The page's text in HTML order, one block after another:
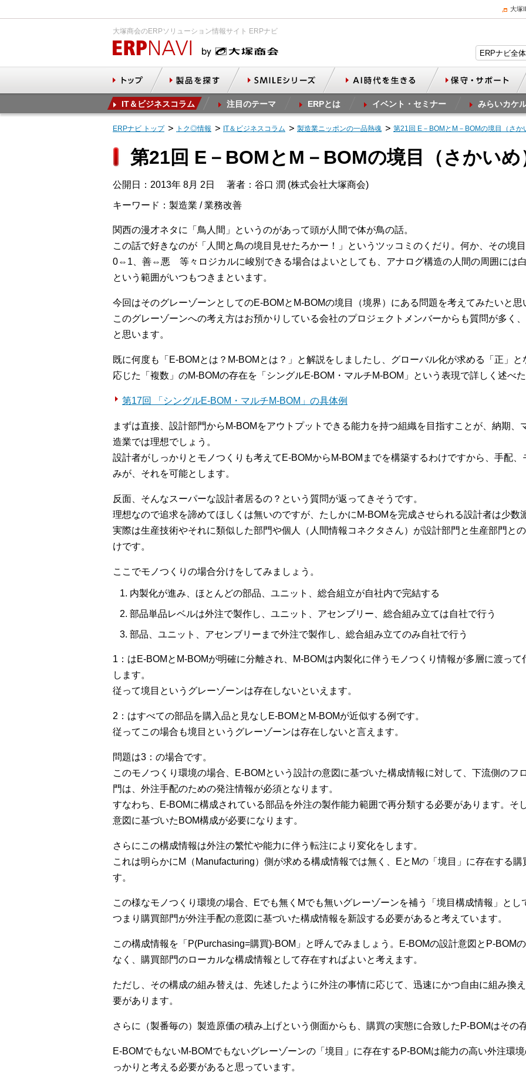
大塚
大塚商会のERPソリューション情報サイト ERPナビ
IT＆ビジネスコラム 注目のテーマ ERPとは イベント・セミナー みらいカケ
ERPナビ トップ トク◎情報 IT＆ビジネスコラム 製造業ニッポンの一品熱魂 第21回 E－BOMとM－BOMの境目（さか
第21回 E－BOMとM－BOMの境目（さかいめ
公開日：2013年 8月 2日 著者：谷口 潤 (株式会社大塚商会)
キーワード：製造業 / 業務改善
関西の漫才ネタに「鳥人間」というのがあって頭が人間で体が鳥の話。
この話で好きなのが「人間と鳥の境目見せたろかー！」というツッコミのくだり。何か、その境
0⇔1、善⇔悪 等々ロジカルに峻別できる場合はよいとしても、アナログ構造の人間の周囲には
という範囲がいつもつきまといます。
今回はそのグレーゾーンとしてのE-BOMとM-BOMの境目（境界）にある問題を考えてみたいと思
このグレーゾーンへの考え方はお預かりしている会社のプロジェクトメンバーからも質問が多く
と思います。
既に何度も「E-BOMとは？M-BOMとは？」と解説をしましたし、グローバル化が求める「正」
応じた「複数」のM-BOMの存在を「シングルE-BOM・マルチM-BOM」という表現で詳しく述べ
第17回 「シングルE-BOM・マルチM-BOM」の具体例
まずは直接、設計部門からM-BOMをアウトプットできる能力を持つ組織を目指すことが、納期、
造業では理想でしょう。
設計者がしっかりとモノつくりも考えてE-BOMからM-BOMまでを構築するわけですから、手配
みが、それを可能とします。
反面、そんなスーパーな設計者居るの？という質問が返ってきそうです。
理想なので追求を諦めてほしくは無いのですが、たしかにM-BOMを完成させられる設計者は少数
実際は生産技術やそれに類似した部門や個人（人間情報コネクタさん）が設計部門と生産部門と
けです。
ここでモノつくりの場合分けをしてみましょう。
内製化が進み、ほとんどの部品、ユニット、総合組立が自社内で完結する
部品単品レベルは外注で製作し、ユニット、アセンブリー、総合組み立ては自社で行う
部品、ユニット、アセンブリーまで外注で製作し、総合組み立てのみ自社で行う
1：はE-BOMとM-BOMが明確に分離され、M-BOMは内製化に伴うモノつくり情報が多層に渡っ
します。
従って境目というグレーゾーンは存在しないといえます。
2：はすべての部品を購入品と見なしE-BOMとM-BOMが近似する例です。
従ってこの場合も境目というグレーゾーンは存在しないと言えます。
問題は3：の場合です。
このモノつくり環境の場合、E-BOMという設計の意図に基づいた構成情報に対して、下流側のフ
門は、外注手配のための発注情報が必須となります。
すなわち、E-BOMに構成されている部品を外注の製作能力範囲で再分類する必要があります。そ
意図に基づいたBOM構成が必要になります。
さらにこの構成情報は外注の繁忙や能力に伴う転注により変化をします。
これは明らかにM（Manufacturing）側が求める構成情報では無く、EとMの「境目」に存在する
す。
この様なモノつくり環境の場合、Eでも無くMでも無いグレーゾーンを補う「境目構成情報」と
つまり購買部門が外注手配の意図に基づいた構成情報を新設する必要があると考えています。
この構成情報を「P(Purchasing=購買)-BOM」と呼んでみましょう。E-BOMの設計意図とP-BOM
なく、購買部門のローカルな構成情報として存在すればよいと考えます。
ただし、その構成の組み替えは、先述したように外注の事情に応じて、迅速にかつ自由に組み換
要があります。
さらに（製番毎の）製造原価の積み上げという側面からも、購買の実態に合致したP-BOMはその
E-BOMでもないM-BOMでもないグレーゾーンの「境目」に存在するP-BOMは能力の高い外注環
っかりと考える必要があると思っています。